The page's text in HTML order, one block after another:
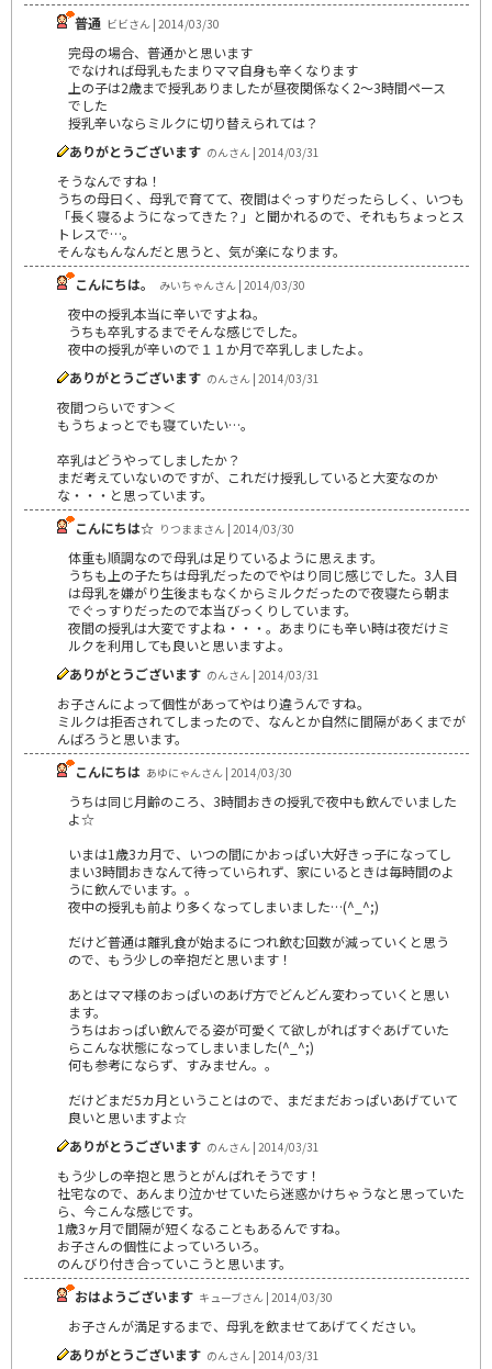
普通 ビビさん | 2014/03/30
完母の場合、普通かと思います
でなければ母乳もたまりママ自身も辛くなります
上の子は2歳まで授乳ありましたが昼夜関係なく2～3時間ペース
でした
授乳辛いならミルクに切り替えられては？
ありがとうございます のんさん | 2014/03/31
そうなんですね！
うちの母曰く、母乳で育てて、夜間はぐっすりだったらしく、いつも
「長く寝るようになってきた？」と聞かれるので、それもちょっとス
トレスで…。
そんなもんなんだと思うと、気が楽になります。
こんにちは。
みいちゃんさん | 2014/03/30
夜中の授乳本当に辛いですよね。
うちも卒乳するまでそんな感じでした。
夜中の授乳が辛いので１１か月で卒乳しましたよ。
ありがとうございます のんさん | 2014/03/31
夜間つらいです＞＜
もうちょっとでも寝ていたい…。
卒乳はどうやってしましたか？
まだ考えていないのですが、これだけ授乳していると大変なのか
な・・・と思っています。
こんにちは☆ りつままさん | 2014/03/30
体重も順調なので母乳は足りているように思えます。
うちも上の子たちは母乳だったのでやはり同じ感じでした。3人目
は母乳を嫌がり生後まもなくからミルクだったので夜寝たら朝ま
でぐっすりだったので本当びっくりしています。
夜間の授乳は大変ですよね・・・。あまりにも辛い時は夜だけミ
ルクを利用しても良いと思いますよ。
ありがとうございます のんさん | 2014/03/31
お子さんによって個性があってやはり違うんですね。
ミルクは拒否されてしまったので、なんとか自然に間隔があくまでが
んばろうと思います。
こんにちは あゆにゃんさん | 2014/03/30
うちは同じ月齢のころ、3時間おきの授乳で夜中も飲んでいました
よ☆
いまは1歳3カ月で、いつの間にかおっぱい大好きっ子になってし
まい3時間おきなんて待っていられず、家にいるときは毎時間のよ
うに飲んでいます。。
夜中の授乳も前より多くなってしまいました…(^_^;)
だけど普通は離乳食が始まるにつれ飲む回数が減っていくと思う
ので、もう少しの辛抱だと思います！
あとはママ様のおっぱいのあげ方でどんどん変わっていくと思い
ます。
うちはおっぱい飲んでる姿が可愛くて欲しがればすぐあげていた
らこんな状態になってしまいました(^_^;)
何も参考にならず、すみません。。
だけどまだ5カ月ということはので、まだまだおっぱいあげていて
良いと思いますよ☆
ありがとうございます のんさん | 2014/03/31
もう少しの辛抱と思うとがんばれそうです！
社宅なので、あんまり泣かせていたら迷惑かけちゃうなと思っていた
ら、今こんな感じです。
1歳3ヶ月で間隔が短くなることもあるんですね。
お子さんの個性によっていろいろ。
のんびり付き合っていこうと思います。
おはようございます キューブさん | 2014/03/30
お子さんが満足するまで、母乳を飲ませてあげてください。
ありがとうございます のんさん | 2014/03/31